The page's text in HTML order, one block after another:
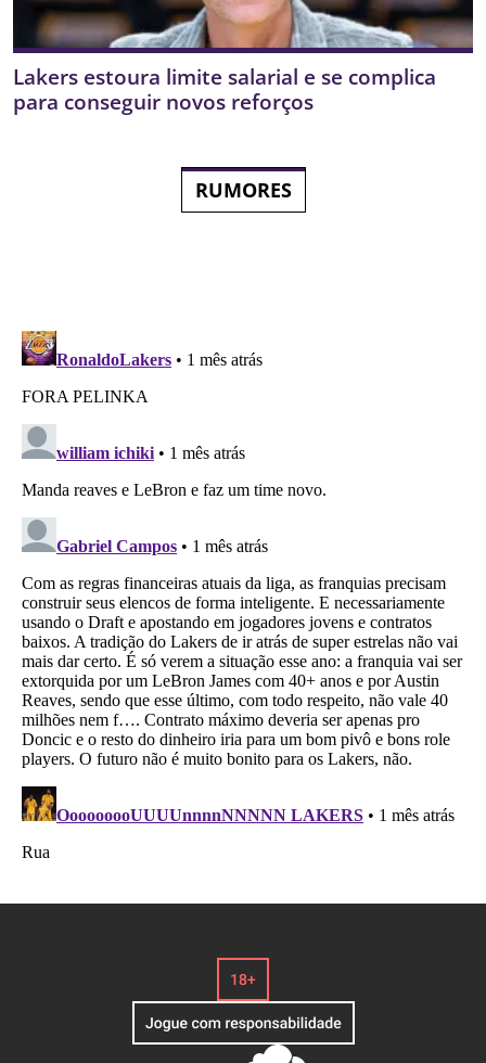
Lakers estoura limite salarial e se complica
para conseguir novos reforços
RUMORES